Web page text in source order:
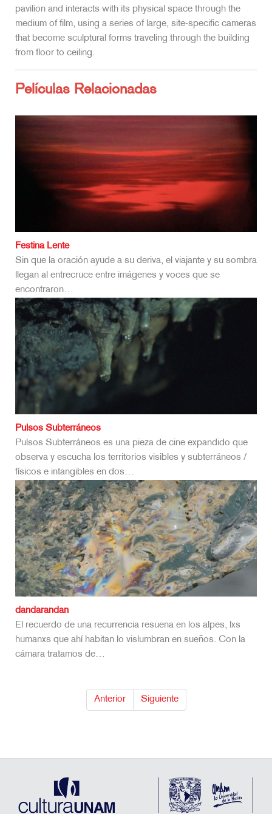
pavilion and interacts with its physical space through the
medium of film, using a series of large, site-specific cameras
that become sculptural forms traveling through the building
from floor to ceiling.
Películas Relacionadas
Festina Lente
Sin que la oración ayude a su deriva, el viajante y su sombra
llegan al entrecruce entre imágenes y voces que se
encontraron…
Pulsos Subterráneos
Pulsos Subterráneos es una pieza de cine expandido que
observa y escucha los territorios visibles y subterráneos /
físicos e intangibles en dos…
dandarandan
El recuerdo de una recurrencia resuena en los alpes, lxs
humanxs que ahí habitan lo vislumbran en sueños. Con la
cámara tratamos de…
Anterior Siguiente